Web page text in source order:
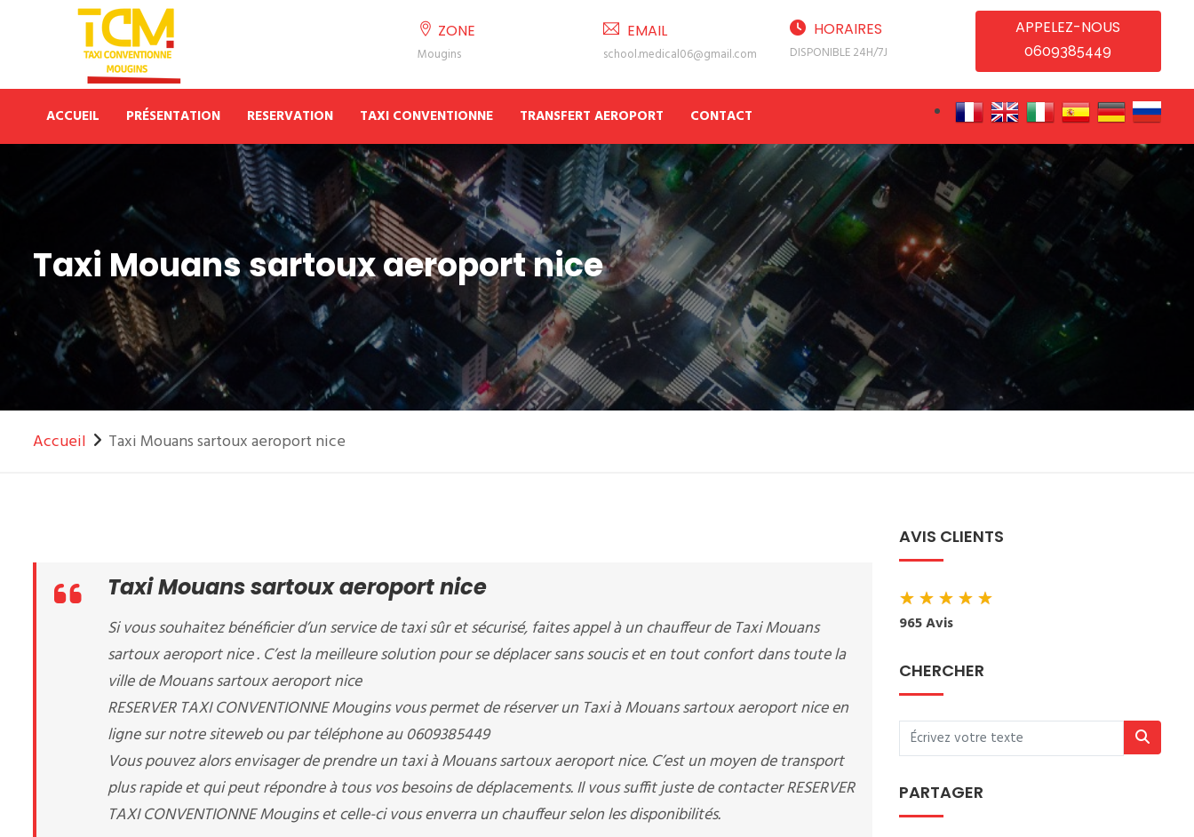
ZONE
Mougins
EMAIL
school.medical06@gmail.com
HORAIRES
DISPONIBLE 24H/7J
APPELEZ-NOUS
0609385449
ACCUEIL PRÉSENTATION RESERVATION TAXI CONVENTIONNE TRANSFERT AEROPORT CONTACT
Taxi Mouans sartoux aeroport nice
Accueil Taxi Mouans sartoux aeroport nice
Taxi Mouans sartoux aeroport nice
Si vous souhaitez bénéficier d’un service de taxi sûr et sécurisé, faites appel à un chauffeur de Taxi Mouans
sartoux aeroport nice . C’est la meilleure solution pour se déplacer sans soucis et en tout confort dans toute la
ville de Mouans sartoux aeroport nice
RESERVER TAXI CONVENTIONNE Mougins vous permet de réserver un Taxi à Mouans sartoux aeroport nice en
ligne sur notre siteweb ou par téléphone au 0609385449
Vous pouvez alors envisager de prendre un taxi à Mouans sartoux aeroport nice. C’est un moyen de transport
plus rapide et qui peut répondre à tous vos besoins de déplacements. Il vous suffit juste de contacter RESERVER
TAXI CONVENTIONNE Mougins et celle-ci vous enverra un chauffeur selon les disponibilités.
AVIS CLIENTS
★★★★★
965 Avis
CHERCHER
PARTAGER